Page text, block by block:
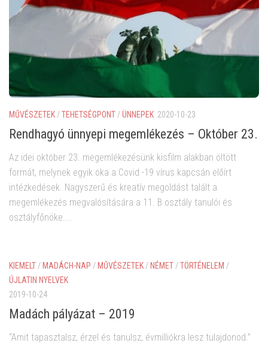
MŰVÉSZETEK /TEHETSÉGPONT /ÜNNEPEK 2020-10-23
Rendhagyó ünnyepi megemlékezés – Október 23.
Az idei október 23. megemlékezésünk kisfilm alakban öltött
formát, melynek egyik oka a Covid -19 vírus kapcsán előírt
intézkedések. Nagyszerű és kreatív megoldást talált a
megemlékezés megvalósítására a 11. B osztály tanulói és
osztályfőnöke....
KIEMELT/ MADÁCH-NAP / MŰVÉSZETEK/ NÉMET/TÖRTÉNELEM /
ÚJLATIN NYELVEK
2019-10-24
Madách pályázat – 2019
“Amit tapasztalsz, érzel és tanulsz, évmilliókra lesz tulajdonod.”